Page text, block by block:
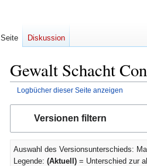
Gewalt Schacht
Logbücher dieser Seite anzeigen
NavigationVersionen filtern
Auswahl des Versionsunterschieds:
Legende: (Aktuell) = Unterschied zur
Seite Diskussion